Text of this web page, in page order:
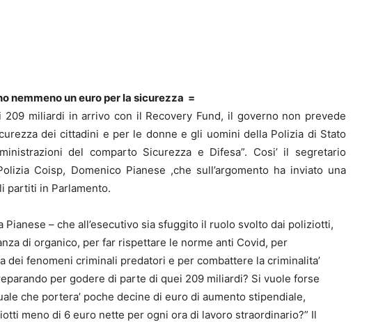
nemmeno un euro per la sicurezza =
209 miliardi in arrivo con il Recovery Fund, il governo non prevede
dei cittadini e per le donne e gli uomini della Polizia di Stato
del comparto Sicurezza e Difesa”. Cosi’ il segretario
Coisp, Domenico Pianese ,che sull’argomento ha inviato una
partiti in Parlamento.
Pianese – che all’esecutivo sia sfuggito il ruolo svolto dai poliziotti,
di organico, per far rispettare le norme anti Covid, per
dei fenomeni criminali predatori e per combattere la criminalita’
per godere di parte di quei 209 miliardi? Si vuole forse
che portera’ poche decine di euro di aumento stipendiale,
meno di 6 euro nette per ogni ora di lavoro straordinario?” Il